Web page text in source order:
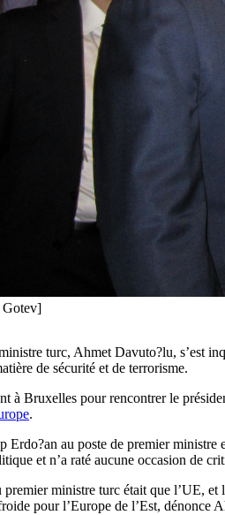
Gotev]
turc, Ahmet Davuto?lu, s’est
de sécurité et de terrorisme.
à Bruxelles pour rencontrer le
.
Erdo?an au poste de premier
et n’a raté aucune occasion de
premier ministre turc était que l’UE,
pour l’Europe de l’Est, dénonce